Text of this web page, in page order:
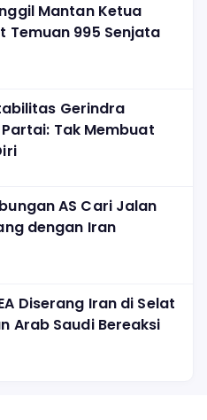
Mantan Ketua
Temuan 995 Senjata
Gerindra
Tak Membuat
AS Cari Jalan
dengan Iran
Diserang Iran di Selat
Arab Saudi Bereaksi